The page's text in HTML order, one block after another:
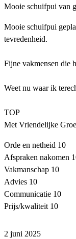
Mooie schuifpui van
Mooie schuifpui
tevredenheid.
Fijne vakmensen die
Weet nu waar ik
TOP
Met Vriendelijke
Orde en netheid 10
Afspraken nakomen
Vakmanschap 10
Advies 10
Communicatie 10
Prijs/kwaliteit 10
2 juni 2025